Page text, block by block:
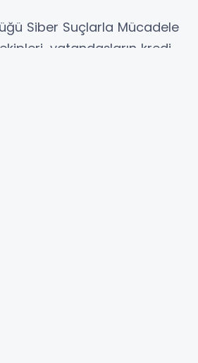
Siber Suçlarla Mücadele
vatandaşların kredi